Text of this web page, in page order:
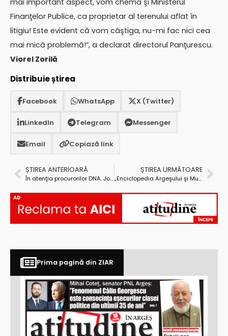
mai important aspect, vom chema şi Ministerul
Finanţelor Publice, ca proprietar al terenului aflat în
litigiu! Este evident că vom câştiga, nu-mi fac nici cea
mai mică problemă!”, a declarat directorul Panţurescu.
Viorel Zorilă
Distribuie știrea
Facebook WhatsApp X (Twitter)
LinkedIn Telegram Messenger
Email Copiază link
ȘTIREA ANTERIOARĂ
În atenţia procurorilor DNA. Jonglerie penală cu titluri false la Mărăcineni-Argeşelu
ȘTIREA URMĂTOARE
„Enciclopedia Argeşului şi Muscelului” a ajuns la cel de-al doilea volum
AD
Prima pagină din ZIAR